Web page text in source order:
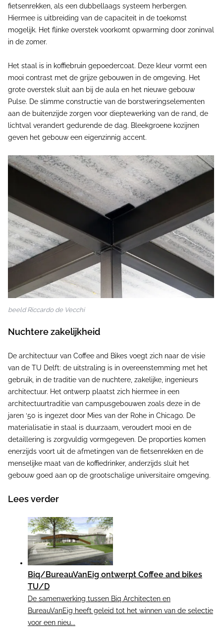
fietsenrekken, als een dubbellaags systeem herbergen.
Hiermee is uitbreiding van de capaciteit in de toekomst
mogelijk. Het flinke overstek voorkomt opwarming door zoninval
in de zomer.
Het staal is in koffiebruin gepoedercoat. Deze kleur vormt een
mooi contrast met de grijze gebouwen in de omgeving. Het
grote overstek sluit aan bij de aula en het nieuwe gebouw
Pulse. De slimme constructie van de borstweringselementen
aan de buitenzijde zorgen voor dieptewerking van de rand, de
lichtval verandert gedurende de dag. Bleekgroene kozijnen
geven het gebouw een eigenzinnig accent.
beeld Riccardo de Vecchi
Nuchtere zakelijkheid
De architectuur van Coffee and Bikes voegt zich naar de visie
van de TU Delft: de uitstraling is in overeenstemming met het
gebruik, in de traditie van de nuchtere, zakelijke, ingenieurs
architectuur. Het ontwerp plaatst zich hiermee in een
architectuurtraditie van campusgebouwen zoals deze in de
jaren ‘50 is ingezet door Mies van der Rohe in Chicago. De
materialisatie in staal is duurzaam, veroudert mooi en de
detaillering is zorgvuldig vormgegeven. De proporties komen
enerzijds voort uit de afmetingen van de fietsenrekken en de
menselijke maat van de koffiedrinker, anderzijds sluit het
gebouw goed aan op de grootschalige universitaire omgeving.
Lees verder
Biq/BureauVanEig ontwerpt Coffee and bikes
TU/D
De samenwerking tussen Biq Architecten en
BureauVanEig heeft geleid tot het winnen van de selectie
voor een nieu...